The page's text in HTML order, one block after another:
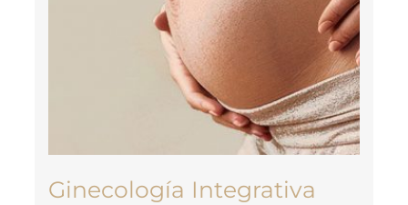
Ginecología Integrativa